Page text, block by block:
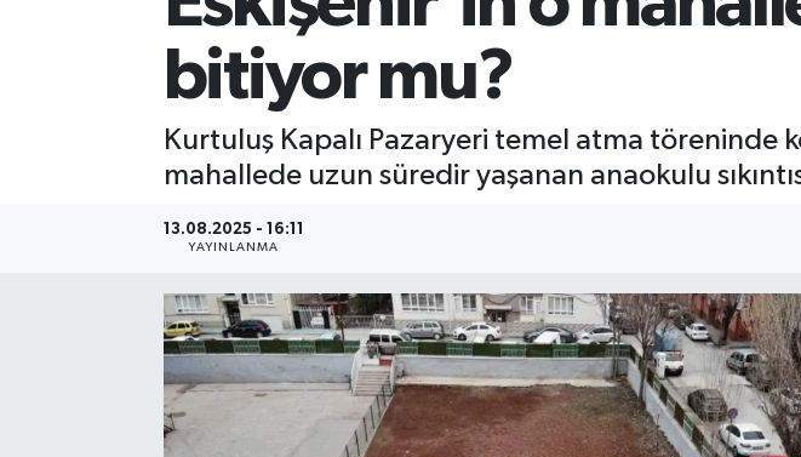
bitiyor mu?
Kurtuluş Kapalı Pazaryeri temel atma töreninde
mahallede uzun süredir yaşanan anaokulu
13.08.2025 - 16:11
YAYINLANMA